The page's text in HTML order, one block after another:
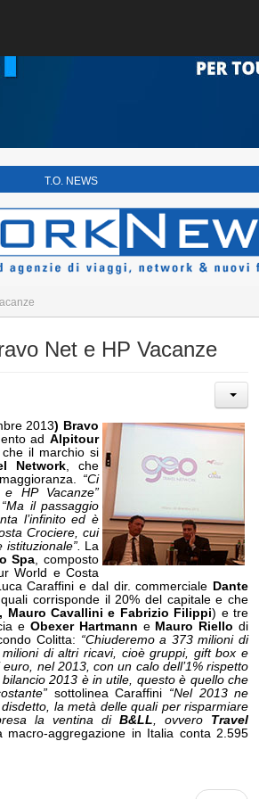
T.O. NEWS
Net e HP Vacanze
2013) Bravo
ad Alpitour
che il marchio si
Network , che
“Ci
HP Vacanze”
“Ma il passaggio
l’infinito ed è
Crociere, cui
La
Spa , composto
World e Costa
Caraffini e dal dir. commerciale Dante
corrisponde il 20% del capitale e che
Mauro Cavallini e Fabrizio Filippi) e tre
eObexer Hartmann e Mauro Riello di
Colitta: “Chiuderemo a 373 milioni di
di altri ricavi, cioè gruppi, gift box e
nel 2013, con un calo dell’1% rispetto
2013 è in utile, questo è quello che
sottolinea Caraffini “Nel 2013 ne
la metà delle quali per risparmiare
la ventina diB&LL , ovvero Travel
macro-aggregazione in Italia conta 2.595